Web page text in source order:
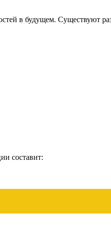
в будущем. Существуют
составит: